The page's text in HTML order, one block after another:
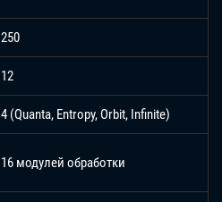
250
12
4 (Quanta, Entropy, Orbit, Infinite)
16 модулей обработки